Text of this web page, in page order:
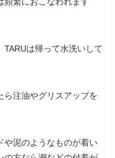
TARUは帰って水洗いして
ら注油やグリスアップを
や泥のようなものが着い